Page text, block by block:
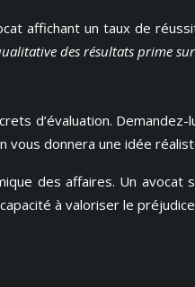
affichant un taux de
des résultats prime
d’évaluation.
vous donnera une idée
des affaires. Un avocat
à valoriser le